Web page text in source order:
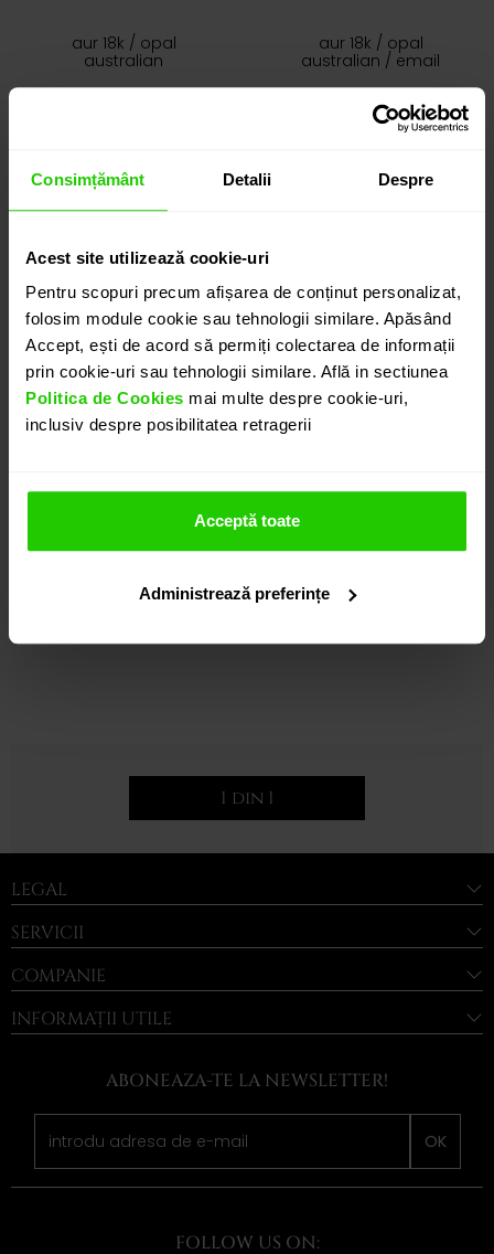
Consimțământ Detalii Despre
Acest site utilizează cookie-uri
Pentru scopuri precum afișarea de conținut personalizat,
folosim module cookie sau tehnologii similare. Apăsând
Accept, ești de acord să permiți colectarea de informații
prin cookie-uri sau tehnologii similare. Află in sectiunea
Politica de Cookies mai multe despre cookie-uri,
inclusiv despre posibilitatea retragerii
Acceptă toate
Administrează preferințe
aur 18k / opal
australian
aur 18k / opal
australian / email
6.230 lei
aur 18k / opal
1 din 1
LEGAL
SERVICII
COMPANIE
INFORMAȚII UTILE
ABONEAZA-TE LA NEWSLETTER!
OK
FOLLOW US ON: